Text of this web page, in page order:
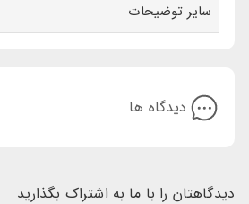
سایر توضیحات
دیدگاه ها
دیدگاهتان را با ما به اشتراک بگذارید